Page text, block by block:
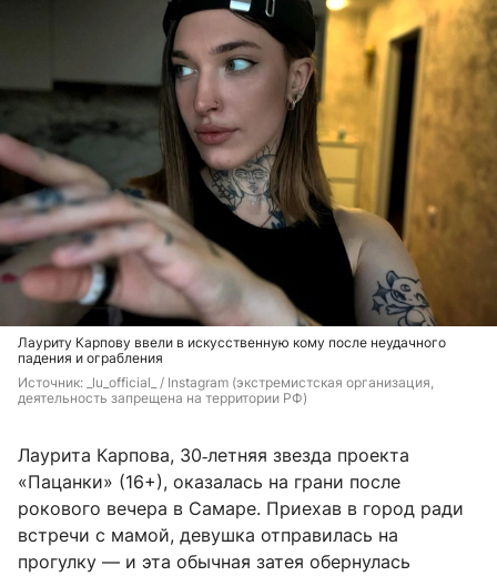
Лауриту Карпову ввели в искусственную кому после неудачного
падения и ограбления
Источник: _lu_official_ / Instagram (экстремистская организация,
деятельность запрещена на территории РФ)
Лаурита Карпова, 30‑летняя звезда проекта
«Пацанки» (16+), оказалась на грани после
рокового вечера в Самаре. Приехав в город ради
встречи с мамой, девушка отправилась на
прогулку — и эта обычная затея обернулась